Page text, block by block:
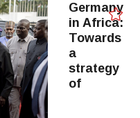
Germany
in Africa:
Towards
a
strategy
of